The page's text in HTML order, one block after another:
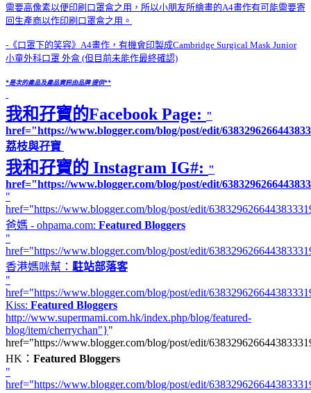
需要高像素以便印刷口罩盒之用，所以小朋友所繪畫的A4畫作有可能需要寄
回生產商以作印刷口罩盒之用。
-《口罩下的笑容》A4畫作，有機會印製成Cambridge Surgical Mask Junior
小童外科口罩 外盒 (但目前未能作最終確認)
*是次的產品及產品資訊由品牌 提供**
我和孖寶的Facebook Page: "
href="https://www.blogger.com/blog/post/edit/
荔枝與孖寶
我和孖寶的 Instagram IG#: "
href="https://www.blogger.com/blog/post/edit/
"
href="https://www.blogger.com/blog/post/edit/
爸媽 - ohpama.com: Featured Bloggers
"
href="https://www.blogger.com/blog/post/edit/
香港媽咪幫： 駐站部落客
"
href="https://www.blogger.com/blog/post/edit/
Kiss: Featured Bloggers
http://www.supermami.com.hk/index.php/blog/featured-
blog/item/cherrychan"}"
href="https://www.blogger.com/blog/post/edit/
HK： Featured Bloggers
"
href="https://www.blogger.com/blog/post/edit/